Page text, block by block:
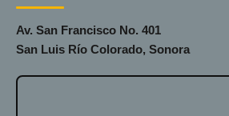
Av. San Francisco No. 401
San Luis Río Colorado, Sonora